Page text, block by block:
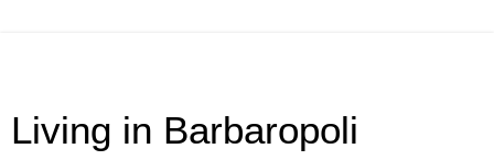
Living in Barbaropoli